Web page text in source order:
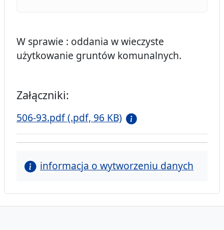
W sprawie : oddania w wieczyste
użytkowanie gruntów komunalnych.
Załączniki:
506-93.pdf (.pdf, 96 KB)
informacja o wytworzeniu danych